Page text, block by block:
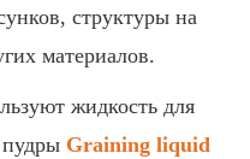
структуры на
материалов.
жидкость для
Graining liquid